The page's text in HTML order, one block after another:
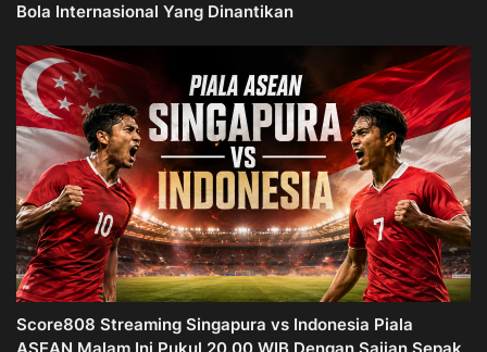
Bola Internasional Yang Dinantikan
Score808 Streaming Singapura vs Indonesia Piala
ASEAN Malam Ini Pukul 20.00 WIB Dengan Sajian Sepak